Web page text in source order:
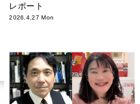
レポート
2026.4.27 Mon